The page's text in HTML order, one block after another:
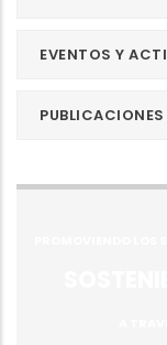
EVENTOS Y
PUBLICACIONES